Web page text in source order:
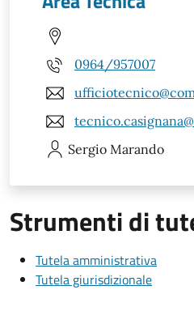
0964/957007
Sergio Marando
Strumenti di
Tutela amministrativa
Tutela giurisdizionale